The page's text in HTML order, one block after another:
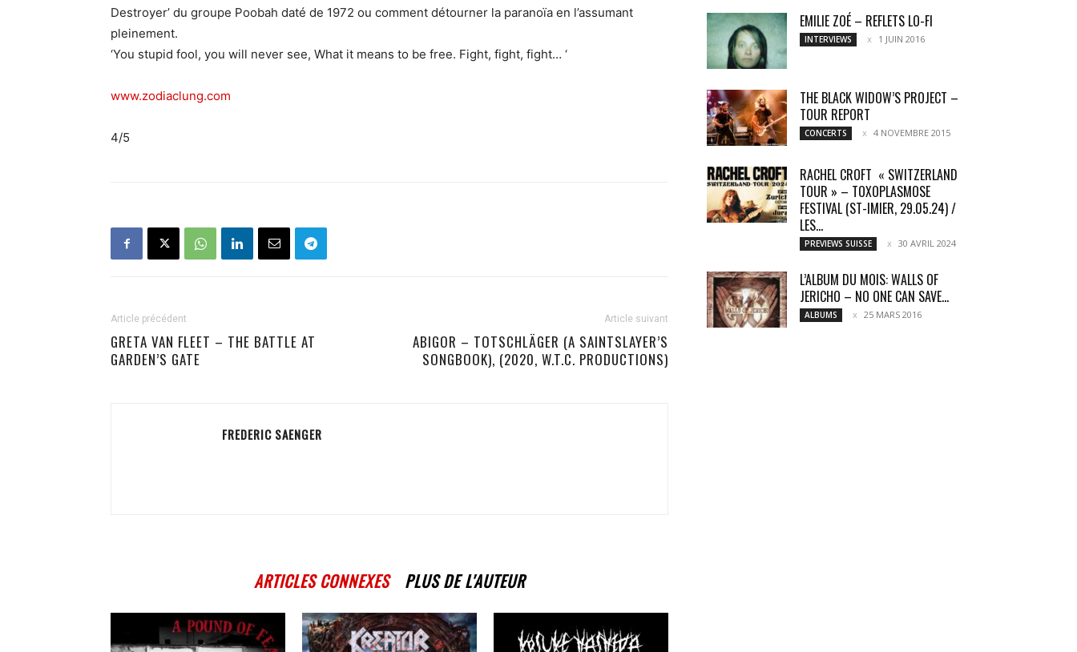
Destroyer’ du groupe Poobah daté de 1972 ou comment détourner la paranoïa en l’assumant
pleinement.
‘You stupid fool, you will never see, What it means to be free. Fight, fight, fight… ‘
www.zodiaclung.com
4/5
Article précédent
GRETA VAN FLEET – THE BATTLE AT
GARDEN’S GATE
Article suivant
ABIGOR – TOTSCHLÄGER (A SAINTSLAYER’S
SONGBOOK), (2020, W.T.C. PRODUCTIONS)
FREDERIC SAENGER
ARTICLES CONNEXES PLUS DE L'AUTEUR
EMILIE ZOÉ – REFLETS LO-FI
INTERVIEWS 1 JUIN 2016
THE BLACK WIDOW’S PROJECT –
TOUR REPORT
CONCERTS 4 NOVEMBRE 2015
RACHEL CROFT « SWITZERLAND
TOUR » – TOXOPLASMOSE
FESTIVAL (ST-IMIER, 29.05.24) /
LES...
PREVIEWS SUISSE 30 AVRIL 2024
L’ALBUM DU MOIS: WALLS OF
JERICHO – NO ONE CAN SAVE...
ALBUMS 25 MARS 2016